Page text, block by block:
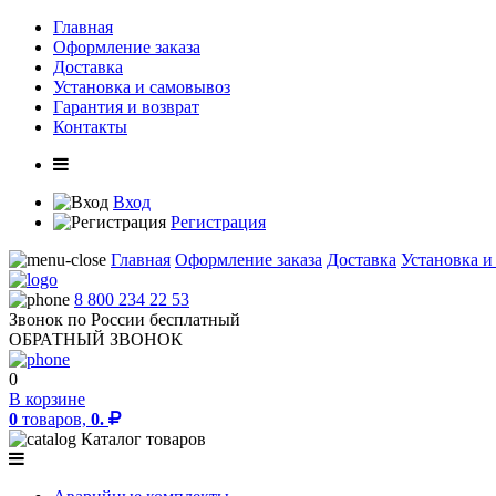
Главная
Оформление заказа
Доставка
Установка и самовывоз
Гарантия и возврат
Контакты
Вход
Регистрация
Главная Оформление заказа Доставка Установка
8 800 234 22 53
Звонок по России бесплатный
ОБРАТНЫЙ ЗВОНОК
0
В корзине
0 товаров, 0.
Каталог товаров